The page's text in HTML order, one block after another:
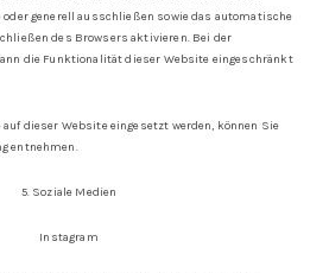
generell ausschließen sowie das automatische
des Browsers aktivieren. Bei der
die Funktionalität dieser Website eingeschränkt
auf dieser Website eingesetzt werden, können Sie
entnehmen.
5. Soziale Medien
Instagram